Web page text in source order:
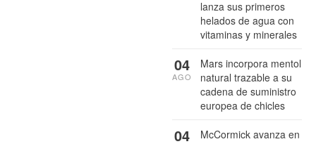
lanza sus primeros
helados de agua con
vitaminas y minerales
Mars incorpora mentol
natural trazable a su
cadena de suministro
europea de chicles
04
AGO
McCormick avanza en
04